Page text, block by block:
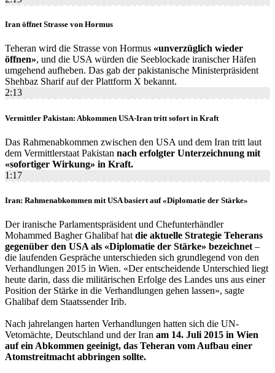
Iran öffnet Strasse von Hormus
Teheran wird die Strasse von Hormus «unverzüglich wieder
öffnen», und die USA würden die Seeblockade iranischer Häfen
umgehend aufheben. Das gab der pakistanische Ministerpräsident
Shehbaz Sharif auf der Plattform X bekannt.
2:13
Vermittler Pakistan: Abkommen USA-Iran tritt sofort in Kraft
Das Rahmenabkommen zwischen den USA und dem Iran tritt laut
dem Vermittlerstaat Pakistan nach erfolgter Unterzeichnung mit
«sofortiger Wirkung» in Kraft.
1:17
Iran: Rahmenabkommen mit USA basiert auf «Diplomatie der Stärke»
Der iranische Parlamentspräsident und Chefunterhändler
Mohammed Bagher Ghalibaf hat die aktuelle Strategie Teherans
gegenüber den USA als «Diplomatie der Stärke» bezeichnet –
die laufenden Gespräche unterschieden sich grundlegend von den
Verhandlungen 2015 in Wien. «Der entscheidende Unterschied liegt
heute darin, dass die militärischen Erfolge des Landes uns aus einer
Position der Stärke in die Verhandlungen gehen lassen», sagte
Ghalibaf dem Staatssender Irib.
Nach jahrelangen harten Verhandlungen hatten sich die UN-
Vetomächte, Deutschland und der Iran am 14. Juli 2015 in Wien
auf ein Abkommen geeinigt, das Teheran vom Aufbau einer
Atomstreitmacht abbringen sollte.